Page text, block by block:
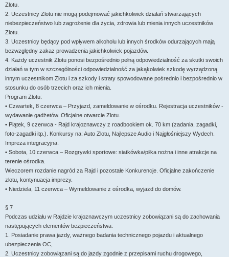
Zlotu.
2. Uczestnicy Zlotu nie mogą podejmować jakichkolwiek działań stwarzających
niebezpieczeństwo lub zagrożenie dla życia, zdrowia lub mienia innych uczestników
Zlotu.
3. Uczestnicy będący pod wpływem alkoholu lub innych środków odurzających mają
bezwzględny zakaz prowadzenia jakichkolwiek pojazdów.
4. Każdy uczestnik Zlotu ponosi bezpośrednio pełną odpowiedzialność za skutki swoich
działań w tym w szczególności odpowiedzialność za jakąkolwiek szkodę wyrządzoną
innym uczestnikom Zlotu i za szkody i straty spowodowane pośrednio i bezpośrednio w
stosunku do osób trzecich oraz ich mienia.
Program Zlotu:
• Czwartek, 8 czerwca – Przyjazd, zameldowanie w ośrodku. Rejestracja uczestników -
wydawanie gadżetów. Oficjalne otwarcie Zlotu.
• Piątek, 9 czerwca - Rajd krajoznawczy z roadbookiem ok. 70 km (zadania, zagadki,
foto-zagadki itp.). Konkursy na: Auto Zlotu, Najlepsze Audio i Najgłośniejszy Wydech.
Impreza integracyjna.
• Sobota, 10 czerwca – Rozgrywki sportowe: siatkówka/piłka nożna i inne atrakcje na
terenie ośrodka.
Wieczorem rozdanie nagród za Rajd i pozostałe Konkurencje. Oficjalne zakończenie
zlotu, kontynuacja imprezy.
• Niedziela, 11 czerwca – Wymeldowanie z ośrodka, wyjazd do domów.
§ 7
Podczas udziału w Rajdzie krajoznawczym uczestnicy zobowiązani są do zachowania
następujących elementów bezpieczeństwa:
1. Posiadanie prawa jazdy, ważnego badania technicznego pojazdu i aktualnego
ubezpieczenia OC,
2. Uczestnicy zobowiązani są do jazdy zgodnie z przepisami ruchu drogowego,